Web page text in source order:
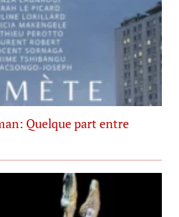
Quelque part entre